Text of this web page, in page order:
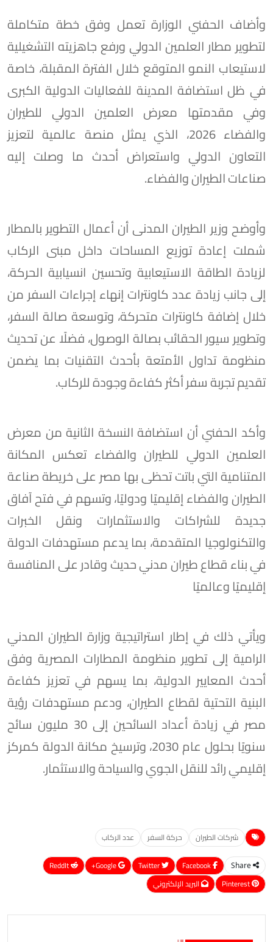
وأضاف الحفني الوزارة تعمل وفق خطة متكاملة
لتطوير مطار العلمين الدولي ورفع جاهزيته التشغيلية
لاستيعاب النمو المتوقع خلال الفترة المقبلة، خاصة
في ظل استضافة المدينة للفعاليات الدولية الكبرى
وفي مقدمتها معرض العلمين الدولي للطيران
والفضاء 2026، الذي يمثل منصة عالمية لتعزيز
التعاون الدولي واستعراض أحدث ما وصلت إليه
صناعات الطيران والفضاء.
وأوضح وزير الطيران المدنى أن أعمال التطوير بالمطار
شملت إعادة توزيع المساحات داخل مبنى الركاب
لزيادة الطاقة الاستيعابية وتحسين انسيابية الحركة،
إلى جانب زيادة عدد كاونترات إنهاء إجراءات السفر من
خلال إضافة كاونترات متحركة، وتوسعة صالة السفر،
وتطوير سيور الحقائب بصالة الوصول، فضلًا عن تحديث
منظومة تداول الأمتعة بأحدث التقنيات بما يضمن
تقديم تجربة سفر أكثر كفاءة وجودة للركاب.
وأكد الحفني أن استضافة النسخة الثانية من معرض
العلمين الدولي للطيران والفضاء تعكس المكانة
المتنامية التي باتت تحظى بها مصر على خريطة صناعة
الطيران والفضاء إقليميًا ودوليًا، وتسهم في فتح آفاق
جديدة للشراكات والاستثمارات ونقل الخبرات
والتكنولوجيا المتقدمة، بما يدعم مستهدفات الدولة
في بناء قطاع طيران مدني حديث وقادر على المنافسة
إقليميًا وعالميًا
ويأتي ذلك في إطار استراتيجية وزارة الطيران المدني
الرامية إلى تطوير منظومة المطارات المصرية وفق
أحدث المعايير الدولية، بما يسهم في تعزيز كفاءة
البنية التحتية لقطاع الطيران، ودعم مستهدفات رؤية
مصر في زيادة أعداد السائحين إلى 30 مليون سائح
سنويًا بحلول عام 2030، وترسيخ مكانة الدولة كمركز
إقليمي رائد للنقل الجوي والسياحة والاستثمار.
شركات الطيران حركة السفر عدد الركاب
Share
Google+
ReddIt
Pinterest
البريد الإلكتروني